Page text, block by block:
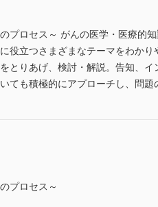
プロセス～ がんの医学・医療的
役立つさまざまなテーマをわか
とりあげ、検討・解説。告知、
ても積極的にアプローチし、問
プロセス～